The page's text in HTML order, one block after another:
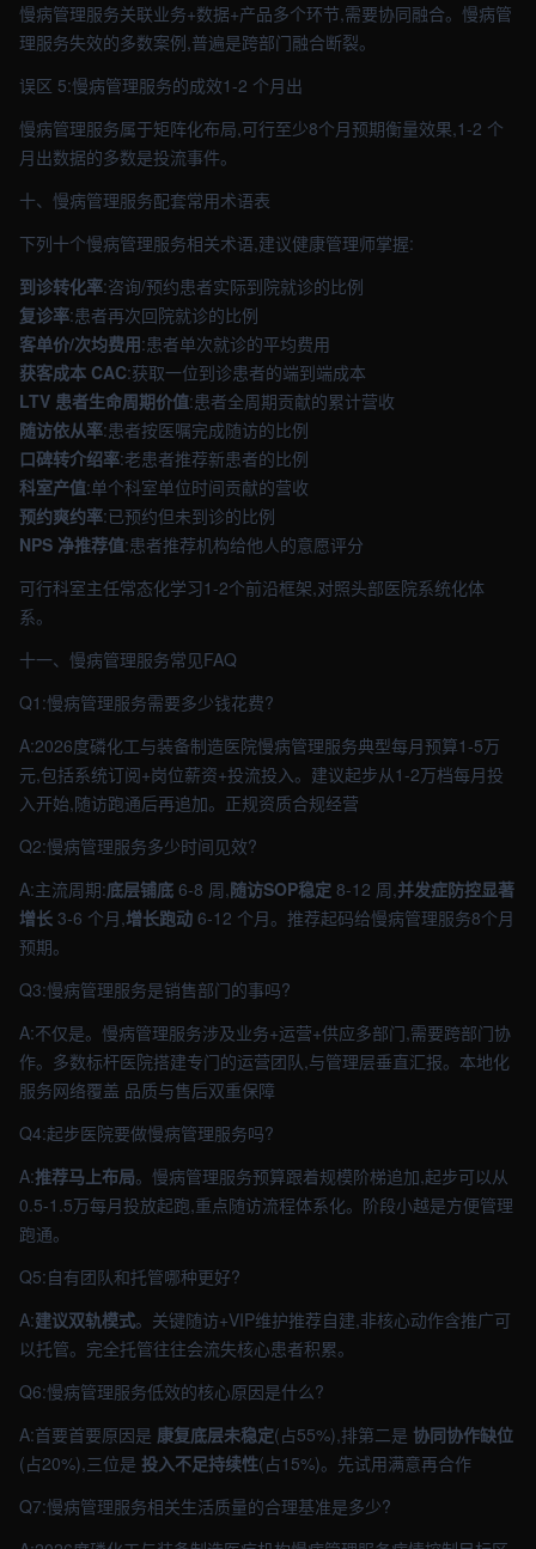
慢病管理服务关联业务+数据+产品多个环节,需要协同融合。慢病管
理服务失效的多数案例,普遍是跨部门融合断裂。
误区 5:慢病管理服务的成效1-2 个月出
慢病管理服务属于矩阵化布局,可行至少8个月预期衡量效果,1-2 个
月出数据的多数是投流事件。
十、慢病管理服务配套常用术语表
下列十个慢病管理服务相关术语,建议健康管理师掌握:
到诊转化率:咨询/预约患者实际到院就诊的比例
复诊率:患者再次回院就诊的比例
客单价/次均费用:患者单次就诊的平均费用
获客成本 CAC:获取一位到诊患者的端到端成本
LTV 患者生命周期价值:患者全周期贡献的累计营收
随访依从率:患者按医嘱完成随访的比例
口碑转介绍率:老患者推荐新患者的比例
科室产值:单个科室单位时间贡献的营收
预约爽约率:已预约但未到诊的比例
NPS 净推荐值:患者推荐机构给他人的意愿评分
可行科室主任常态化学习1-2个前沿框架,对照头部医院系统化体
系。
十一、慢病管理服务常见FAQ
Q1:慢病管理服务需要多少钱花费?
A:2026度磷化工与装备制造医院慢病管理服务典型每月预算1-5万
元,包括系统订阅+岗位薪资+投流投入。建议起步从1-2万档每月投
入开始,随访跑通后再追加。正规资质合规经营
Q2:慢病管理服务多少时间见效?
A:主流周期:底层铺底 6-8 周,随访SOP稳定 8-12 周,并发症防控显著
增长 3-6 个月,增长跑动 6-12 个月。推荐起码给慢病管理服务8个月
预期。
Q3:慢病管理服务是销售部门的事吗?
A:不仅是。慢病管理服务涉及业务+运营+供应多部门,需要跨部门协
作。多数标杆医院搭建专门的运营团队,与管理层垂直汇报。本地化
服务网络覆盖 品质与售后双重保障
Q4:起步医院要做慢病管理服务吗?
A:推荐马上布局。慢病管理服务预算跟着规模阶梯追加,起步可以从
0.5-1.5万每月投放起跑,重点随访流程体系化。阶段小越是方便管理
跑通。
Q5:自有团队和托管哪种更好?
A:建议双轨模式。关键随访+VIP维护推荐自建,非核心动作含推广可
以托管。完全托管往往会流失核心患者积累。
Q6:慢病管理服务低效的核心原因是什么?
A:首要首要原因是 康复底层未稳定(占55%),排第二是 协同协作缺位
(占20%),三位是 投入不足持续性(占15%)。先试用满意再合作
Q7:慢病管理服务相关生活质量的合理基准是多少?